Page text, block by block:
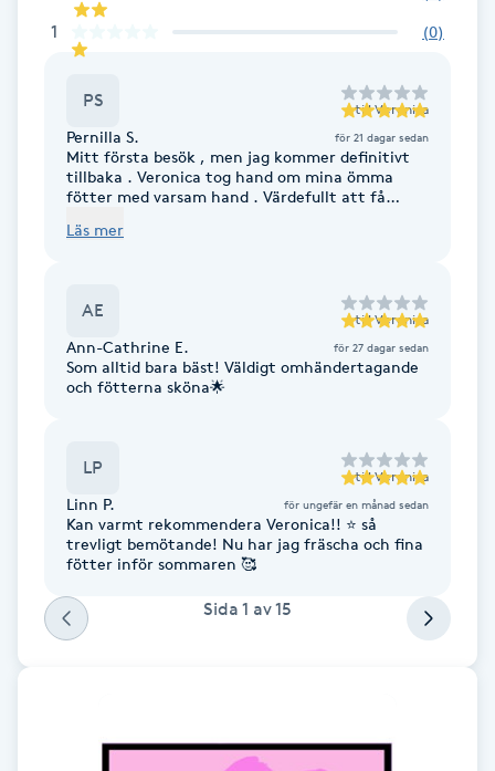
Bröllopsuppsättning
Celluliter
Coachning
Damklippning
Extensions
1 (0)
PS till Veronica
Pernilla S. för 21 dagar sedan
Mitt första besök , men jag kommer definitivt
tillbaka . Veronica tog hand om mina ömma
fötter med varsam hand . Värdefullt att få
till en bra upplevelse. Rekommenderar
Läs mer
AE till Veronica
Ann-Cathrine E. för 27 dagar sedan
Som alltid bara bäst! Väldigt omhändertagande
och fötterna sköna🌟
LP till Veronica
Linn P. för ungefär en månad sedan
Kan varmt rekommendera Veronica!! ⭐️ så
trevligt bemötande! Nu har jag fräscha och fina
fötter inför sommaren 🥰
Sida 1 av15